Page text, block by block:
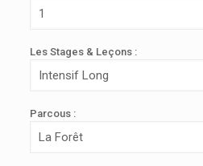
Les Stages & Leçons :
Parcous :